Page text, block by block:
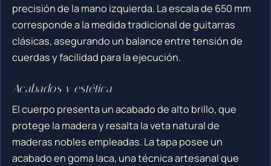
precisión de la mano izquierda. La escala de 650 mm
corresponde a la medida tradicional de guitarras
clásicas, asegurando un balance entre tensión de
cuerdas y facilidad para la ejecución.
Acabados y estética
El cuerpo presenta un acabado de alto brillo, que
protege la madera y resalta la veta natural de
maderas nobles empleadas. La tapa posee un
acabado en goma laca, una técnica artesanal que